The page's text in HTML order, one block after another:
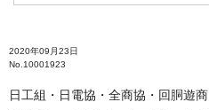
2020年09月23日
No.10001923
日工組・日電協・全商協・回胴遊商